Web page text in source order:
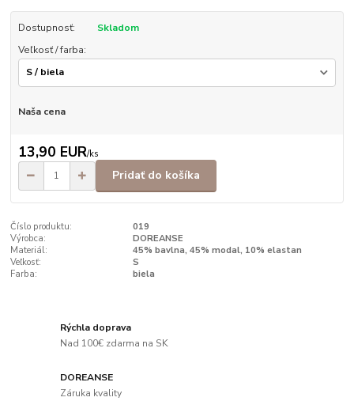
Dostupnosť:
Skladom
Veľkosť / farba:
Naša cena
13,90 EUR/ks
Pridať do košíka
Číslo produktu:
019
Výrobca:
DOREANSE
Materiál:
45% bavlna, 45% modal, 10% elastan
Veľkosť:
S
Farba:
biela
Rýchla doprava
Nad 100€ zdarma na SK
DOREANSE
Záruka kvality